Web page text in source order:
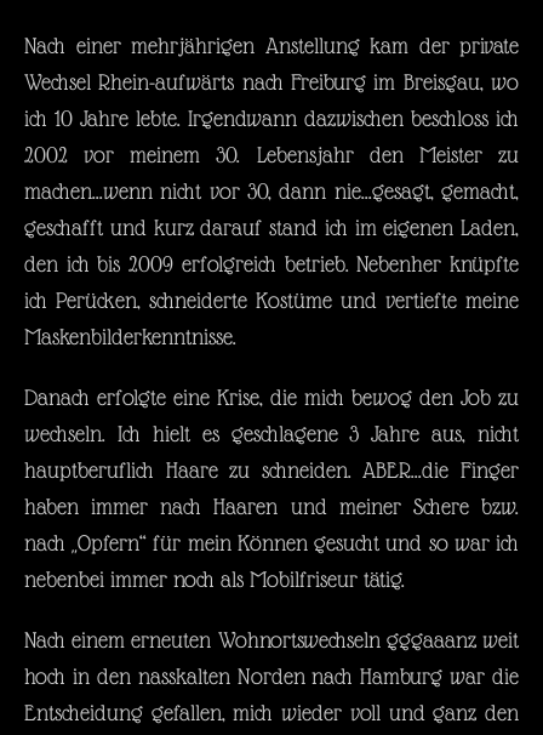
Nach einer mehrjährigen Anstellung kam der private
Wechsel Rhein-aufwärts nach Freiburg im Breisgau, wo
ich 10 Jahre lebte. Irgendwann dazwischen beschloss ich
2002 vor meinem 30. Lebensjahr den Meister zu
machen...wenn nicht vor 30, dann nie...gesagt, gemacht,
geschafft und kurz darauf stand ich im eigenen Laden,
den ich bis 2009 erfolgreich betrieb. Nebenher knüpfte
ich Perücken, schneiderte Kostüme und vertiefte meine
Maskenbilderkenntnisse.
Danach erfolgte eine Krise, die mich bewog den Job zu
wechseln. Ich hielt es geschlagene 3 Jahre aus, nicht
hauptberuflich Haare zu schneiden. ABER...die Finger
haben immer nach Haaren und meiner Schere bzw.
nach „Opfern“ für mein Können gesucht und so war ich
nebenbei immer noch als Mobilfriseur tätig.
Nach einem erneuten Wohnortswechseln gggaaanz weit
hoch in den nasskalten Norden nach Hamburg war die
Entscheidung gefallen, mich wieder voll und ganz den